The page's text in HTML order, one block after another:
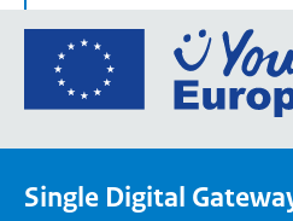
Single Digital